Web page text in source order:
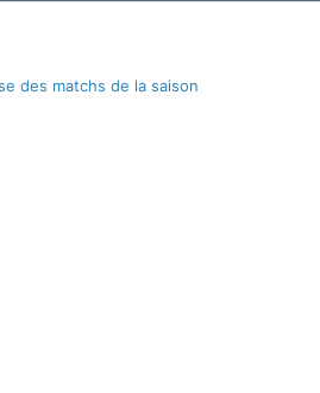
des matchs de la saison